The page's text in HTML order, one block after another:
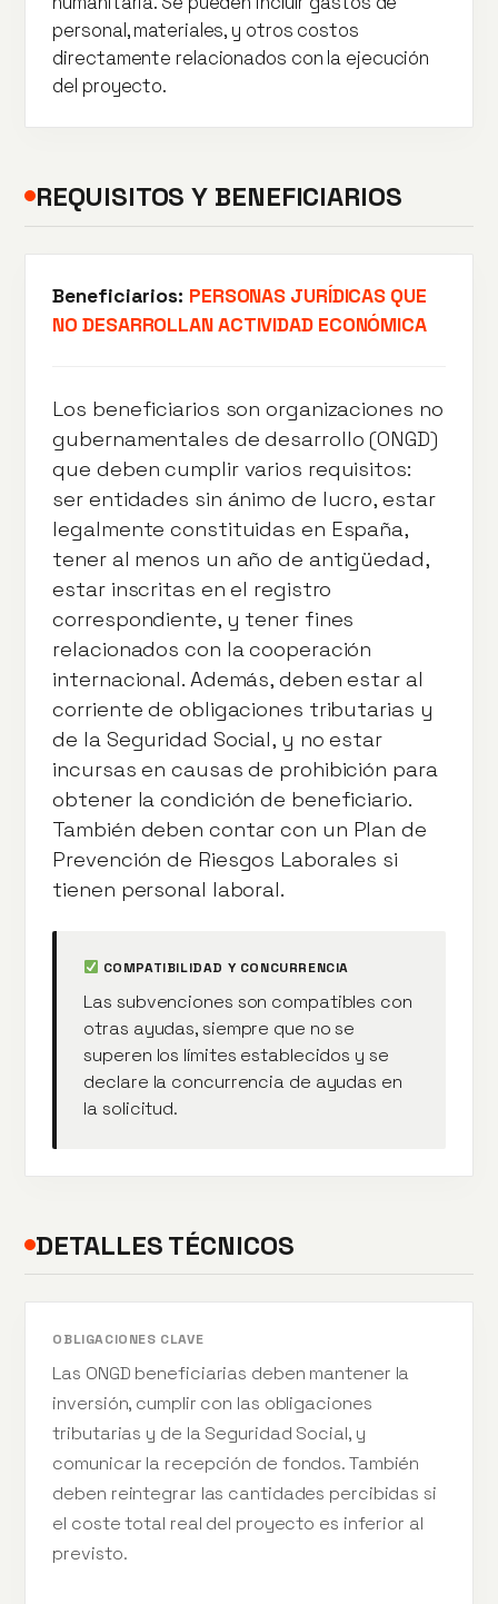
personal, materiales, y otros costos
directamente relacionados con la ejecución
del proyecto.
REQUISITOS Y BENEFICIARIOS
Beneficiarios: PERSONAS JURÍDICAS QUE
NO DESARROLLAN ACTIVIDAD ECONÓMICA
Los beneficiarios son organizaciones no
gubernamentales de desarrollo (ONGD)
que deben cumplir varios requisitos:
ser entidades sin ánimo de lucro, estar
legalmente constituidas en España,
tener al menos un año de antigüedad,
estar inscritas en el registro
correspondiente, y tener fines
relacionados con la cooperación
internacional. Además, deben estar al
corriente de obligaciones tributarias y
de la Seguridad Social, y no estar
incursas en causas de prohibición para
obtener la condición de beneficiario.
También deben contar con un Plan de
Prevención de Riesgos Laborales si
tienen personal laboral.
COMPATIBILIDAD Y CONCURRENCIA
Las subvenciones son compatibles con
otras ayudas, siempre que no se
superen los límites establecidos y se
declare la concurrencia de ayudas en
la solicitud.
DETALLES TÉCNICOS
OBLIGACIONES CLAVE
Las ONGD beneficiarias deben mantener la
inversión, cumplir con las obligaciones
tributarias y de la Seguridad Social, y
comunicar la recepción de fondos. También
deben reintegrar las cantidades percibidas si
el coste total real del proyecto es inferior al
previsto.